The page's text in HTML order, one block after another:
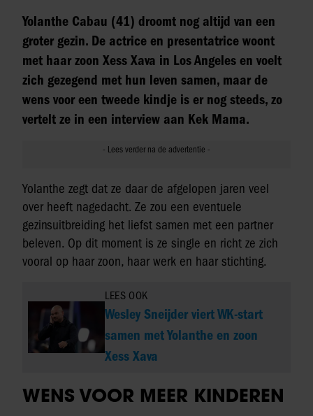
Yolanthe Cabau (41) droomt nog altijd van een
groter gezin. De actrice en presentatrice woont
met haar zoon Xess Xava in Los Angeles en voelt
zich gezegend met hun leven samen, maar de
wens voor een tweede kindje is er nog steeds, zo
vertelt ze in een interview aan Kek Mama.
Yolanthe zegt dat ze daar de afgelopen jaren veel
over heeft nagedacht. Ze zou een eventuele
gezinsuitbreiding het liefst samen met een partner
beleven. Op dit moment is ze single en richt ze zich
vooral op haar zoon, haar werk en haar stichting.
LEES OOK
Wesley Sneijder viert WK-start
samen met Yolanthe en zoon
Xess Xava
WENS VOOR MEER KINDEREN